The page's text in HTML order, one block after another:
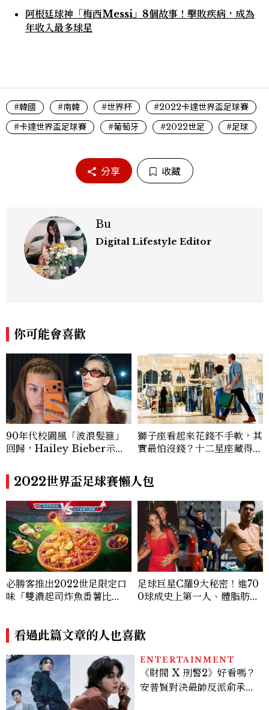
阿根廷球神「梅西Messi」8個故事！擊敗疾病，成為
年收入最多球星
#韓國 #南韓 #世界杯
#2022卡達世界盃足球賽
#卡達世界盃足球賽
#葡萄牙 #2022世足 #足球
分享 收藏
Bu
Digital Lifestyle Editor
你可能會喜歡
90年代校園風「波浪髮箍」
回歸，Hailey Bieber示範
u髮箍未開賣先爆紅！
獅子座看起來花錢不手軟，其
實最怕沒錢？十二星座藏得最
價半天，最後卻買最貴的
2022世界盃足球賽懶人包
必勝客推出2022世足限定口
味「雙濃起司炸魚番薯比
足球巨星C羅9大秘密！進70
0球成史上第一人、體脂肪長
看過此篇文章的人也喜歡
ENTERTAINMENT
《財閥 X 刑警2》好看嗎？
安普賢對決最帥反派俞承